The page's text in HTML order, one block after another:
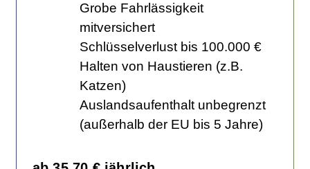
Grobe Fahrlässigkeit
mitversichert
Schlüsselverlust bis 100.000 €
Halten von Haustieren (z.B.
Katzen)
Auslandsaufenthalt unbegrenzt
(außerhalb der EU bis 5 Jahre)